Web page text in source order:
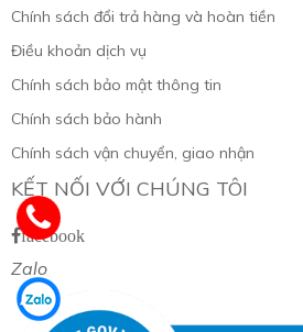
Chính sách đổi trả hàng và hoàn tiền
Điều khoản dịch vụ
Chính sách bảo mật thông tin
Chính sách bảo hành
Chính sách vận chuyển, giao nhận
KẾT NỐI VỚI CHÚNG TÔI
facebook
Zalo